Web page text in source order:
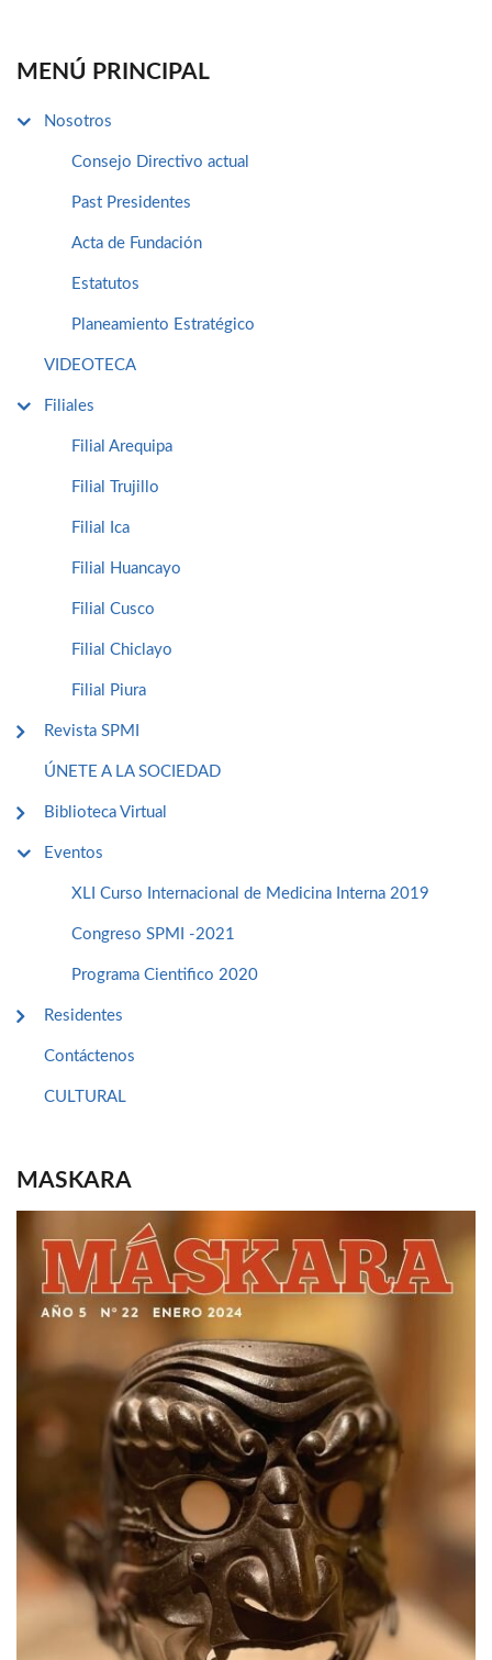
MENÚ PRINCIPAL
Nosotros
Consejo Directivo actual
Past Presidentes
Acta de Fundación
Estatutos
Planeamiento Estratégico
VIDEOTECA
Filiales
Filial Arequipa
Filial Trujillo
Filial Ica
Filial Huancayo
Filial Cusco
Filial Chiclayo
Filial Piura
Revista SPMI
ÚNETE A LA SOCIEDAD
Biblioteca Virtual
Eventos
XLI Curso Internacional de Medicina Interna 2019
Congreso SPMI -2021
Programa Cientifico 2020
Residentes
Contáctenos
CULTURAL
MASKARA